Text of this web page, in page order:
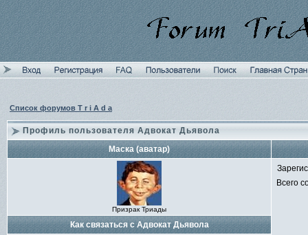
Список форумов T r i A d a
Профиль пользователя Адвокат Дьявола
Маска (аватар)
Призрак Триады
Всего
Как связаться с Адвокат Дьявола